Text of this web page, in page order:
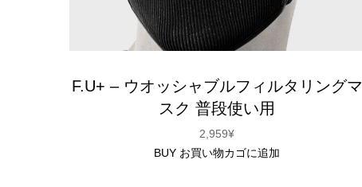
F.U+ – ウオッシャブルフィルタリングマ
スク 普段使い用
2,959¥
BUY お買い物カゴに追加